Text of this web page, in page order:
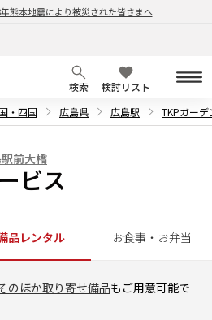
熊本地震により被災された皆さまへ
検索
検討リスト
・四国 広島県 広島駅 TKPガー
前大橋
ビス
品レンタル お食事・お弁当
のほか取り寄せ備品もご用意可能で